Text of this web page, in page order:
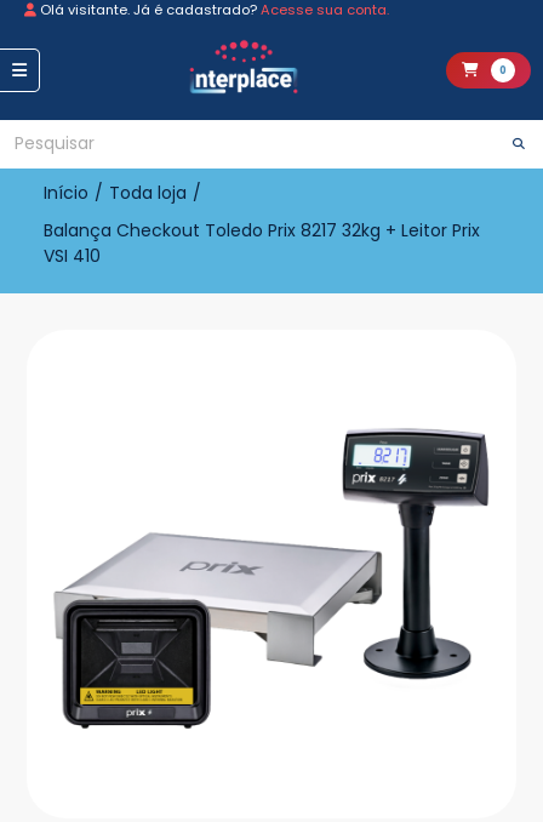
Olá visitante. Já é cadastrado?Acesse sua conta.
0
Início / Toda loja /
Balança Checkout Toledo Prix 8217 32kg + Leitor Prix
VSI 410